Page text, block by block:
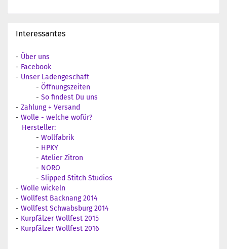
Interessantes
- Über uns
- Facebook
- Unser Ladengeschäft
- Öffnungszeiten
- So findest Du uns
- Zahlung + Versand
- Wolle - welche wofür?
Hersteller:
- Wollfabrik
- HPKY
- Atelier Zitron
- NORO
- Slipped Stitch Studios
- Wolle wickeln
- Wollfest Backnang 2014
- Wollfest Schwabsburg 2014
- Kurpfälzer Wollfest 2015
- Kurpfälzer Wollfest 2016